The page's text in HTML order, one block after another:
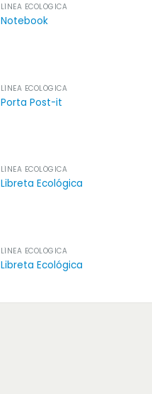
LÍNEA ECOLÓGICA
Notebook
LÍNEA ECOLÓGICA
Porta Post-it
LÍNEA ECOLÓGICA
Libreta Ecológica
LÍNEA ECOLÓGICA
Libreta Ecológica